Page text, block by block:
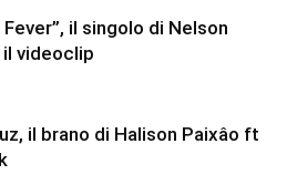
Fever”, il singolo di Nelson
videoclip
il brano di Halison Paixâo ft